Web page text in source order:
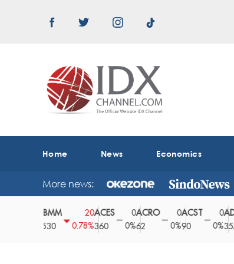
Home News Economics
More news:
0.78%
ACES
360
0
0%
ACRO
62
0
ACST
90
0
ADES
35550